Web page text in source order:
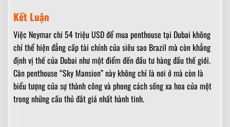
Kết Luận
Việc Neymar chi 54 triệu USD để mua penthouse tại Dubai không
chỉ thể hiện đẳng cấp tài chính của siêu sao Brazil mà còn khẳng
định vị thế của Dubai như một điểm đến đầu tư hàng đầu thế giới.
Căn penthouse “Sky Mansion” này không chỉ là nơi ở mà còn là
biểu tượng của sự thành công và phong cách sống xa hoa của một
trong những cầu thủ đắt giá nhất hành tinh.